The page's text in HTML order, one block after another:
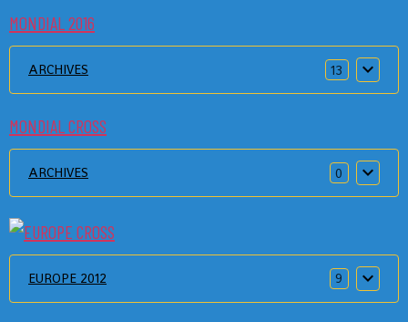
MONDIAL 2016
ARCHIVES 13
MONDIAL CROSS
ARCHIVES 0
EUROPE 2012 9